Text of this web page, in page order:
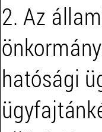
2. Az
hatósági